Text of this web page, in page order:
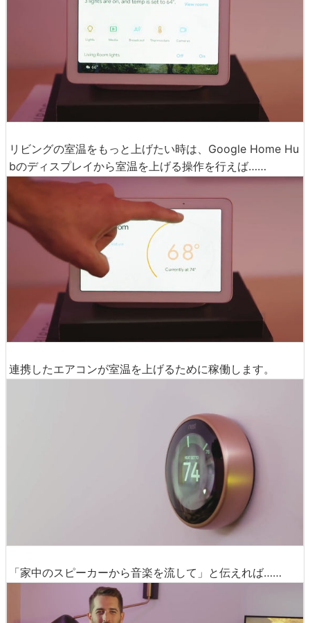
リビングの室温をもっと上げたい時は、Google Home Hu
bのディスプレイから室温を上げる操作を行えば……
連携したエアコンが室温を上げるために稼働します。
「家中のスピーカーから音楽を流して」と伝えれば……